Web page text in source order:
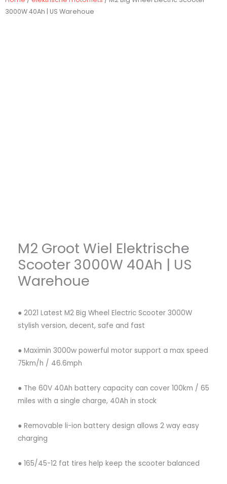
3000W 40Ah | US Warehoue
M2 Groot Wiel Elektrische
Scooter 3000W 40Ah | US
Warehoue
● 2021 Latest M2 Big Wheel Electric Scooter 3000W
stylish version, decent, safe and fast
● Maximin 3000w powerful motor support a max speed
75km/h / 46.6mph
● The 60V 40Ah battery capacity can cover 100km / 65
miles with a single charge, 40Ah in stock
● Removable li-ion battery design allows 2 way easy
charging
● 165/45-12 fat tires help keep the scooter balanced